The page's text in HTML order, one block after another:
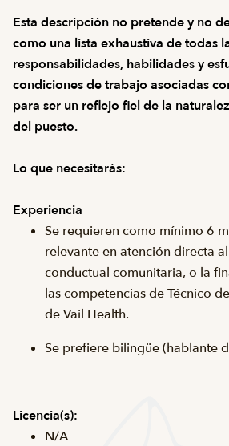
Esta descripción no pretende y no
como una lista exhaustiva de todas
responsabilidades, habilidades y
condiciones de trabajo asociadas
para ser un reflejo fiel de la
del puesto.
Lo que necesitarás:
Experiencia
Se requieren como mínimo 6
relevante en atención directa
conductual comunitaria, o la
las competencias de Técnico
de Vail Health.
Se prefiere bilingüe (hablante
Licencia(s):
N/A